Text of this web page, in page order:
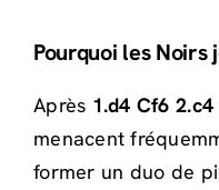
Pourquoi les Noirs
Après 1.d4 Cf6
menacent
former un duo de